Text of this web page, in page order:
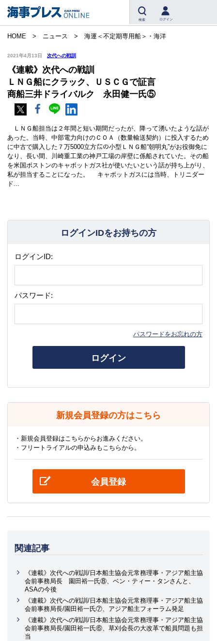
検索 ログイン
HOME ニュース 海運＜不定期専用船＞・海洋
2021年4月13日 次代への戦訓
《連載》次代への戦訓
ＬＮＧ船にクラック、ＵＳＣＧで証言
商船三井ドライバルク 永田健一氏⑤
ＬＮＧ船担当は２年間と短い期間だったが、降って湧いたような話が
あった。当時、中部電力向けのＣＯＡ（数量輸送契約）に投入するため
に中古で購入した７万5000立方㍍の小型ＬＮＧ船“朝明丸”がお役御免に
なり、長い間、川崎重工業の神戸工場の岸壁に係船されていた。その船
を米国ボストンのキャボットガス社が使いたいという話が持ち上がり、
私が担当することになった。 キャボットガスには当時、トリニダー
ド...
ログインIDをお持ちの方
ログインID:
パスワード:
パスワードをお忘れの方
ログイン
新規会員登録の方はこちら
・新規会員登録はこちらからお進みください。
・フリートライアルの申込みもこちらから。
会員登録
関連記事
《連載》次代への戦訓/日本船主協会元常務理事・アジア船主協
会前事務局長 園田裕一氏⑧、ベン・ティー・タンさんと、
ASAの今後
《連載》次代への戦訓/日本船主協会元常務理事・アジア船主協
会前事務局長/園田裕一氏⑦、アジア船主フォーラム発足
《連載》次代への戦訓/日本船主協会元常務理事・アジア船主協
会前事務局長/園田裕一氏⑥、草刈会長の大改革で船員問題も担
当